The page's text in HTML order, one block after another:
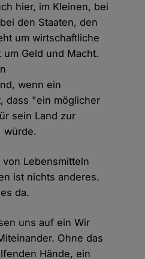
hier, im Kleinen, bei
den Staaten, den
um wirtschaftliche
Geld und Macht.
wenn ein
dass "ein möglicher
sein Land zur
würde.
Lebensmitteln
ist nichts anderes.
da.
uns auf ein Wir
Ohne das
Hände, ein